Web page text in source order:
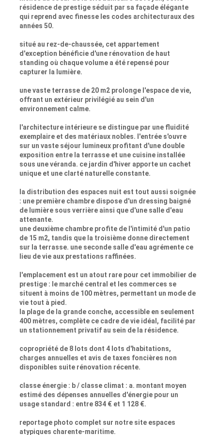
résidence de prestige séduit par sa façade élégante
qui reprend avec finesse les codes architecturaux des
années 50.
situé au rez-de-chaussée, cet appartement
d'exception bénéficie d'une rénovation de haut
standing où chaque volume a été repensé pour
capturer la lumière.
une vaste terrasse de 20 m2 prolonge l'espace de vie,
offrant un extérieur privilégié au sein d'un
environnement calme.
l'architecture intérieure se distingue par une fluidité
exemplaire et des matériaux nobles. l'entrée s'ouvre
sur un vaste séjour lumineux profitant d'une double
exposition entre la terrasse et une cuisine installée
sous une véranda. ce jardin d'hiver apporte un cachet
unique et une clarté naturelle constante.
la distribution des espaces nuit est tout aussi soignée
: une première chambre dispose d'un dressing baigné
de lumière sous verrière ainsi que d'une salle d'eau
attenante.
une deuxième chambre profite de l'intimité d'un patio
de 15 m2, tandis que la troisième donne directement
sur la terrasse. une seconde salle d'eau agrémente ce
lieu de vie aux prestations raffinées.
l'emplacement est un atout rare pour cet immobilier de
prestige : le marché central et les commerces se
situent à moins de 100 mètres, permettant un mode de
vie tout à pied.
la plage de la grande conche, accessible en seulement
400 mètres, complète ce cadre de vie idéal, facilité par
un stationnement privatif au sein de la résidence.
copropriété de 8 lots dont 4 lots d'habitations,
charges annuelles et avis de taxes foncières non
disponibles suite rénovation récente.
classe énergie : b / classe climat : a. montant moyen
estimé des dépenses annuelles d'énergie pour un
usage standard : entre 834 € et 1 128 €.
reportage photo complet sur notre site espaces
atypiques charente-maritime.